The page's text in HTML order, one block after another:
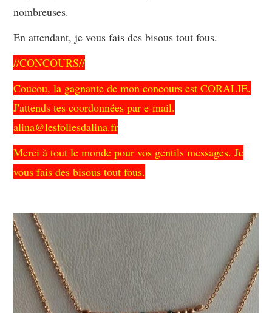
nombreuses.
En attendant, je vous fais des bisous tout fous.
//CONCOURS//
Coucou, la gagnante de mon concours est CORALIE.
J'attends tes coordonnées par e-mail.
alina@lesfoliesdalina.fr
Merci à tout le monde pour vos gentils messages. Je
vous fais des bisous tout fous.